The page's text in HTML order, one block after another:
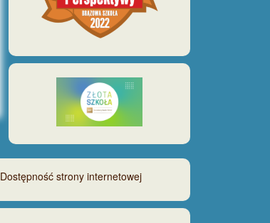
Dostępność strony internetowej